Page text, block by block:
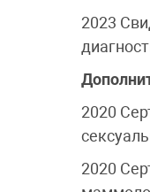
2023
2020
2020